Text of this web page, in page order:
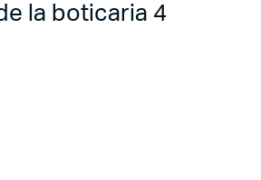
la boticaria 4